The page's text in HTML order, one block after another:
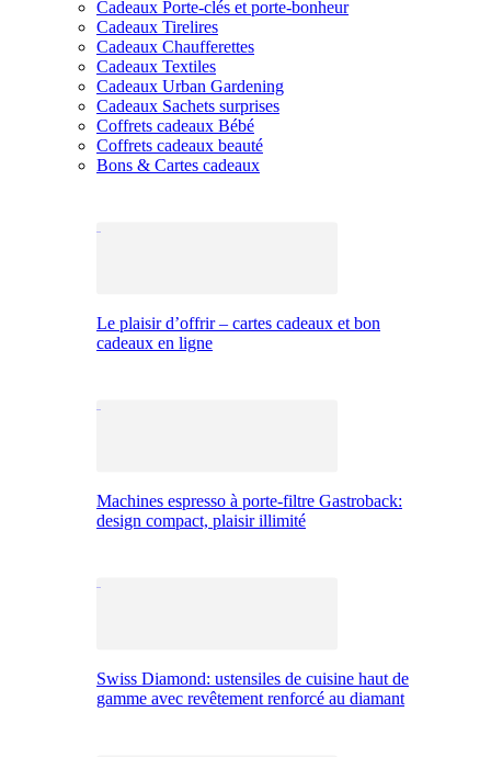
Cadeaux Porte-clés et porte-bonheur
Cadeaux Tirelires
Cadeaux Chaufferettes
Cadeaux Textiles
Cadeaux Urban Gardening
Cadeaux Sachets surprises
Coffrets cadeaux Bébé
Coffrets cadeaux beauté
Bons & Cartes cadeaux
Le plaisir d’offrir – cartes cadeaux et bon
cadeaux en ligne
Machines espresso à porte-filtre Gastroback:
design compact, plaisir illimité
Swiss Diamond: ustensiles de cuisine haut de
gamme avec revêtement renforcé au diamant